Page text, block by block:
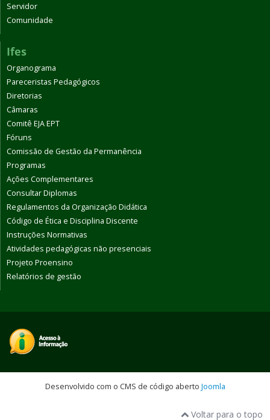
Servidor
Comunidade
Ifes
Organograma
Pareceristas Pedagógicos
Diretorias
Câmaras
Comitê EJA EPT
Fóruns
Comissão de Gestão da Permanência
Programas
Ações Complementares
Consultar Diplomas
Regulamentos da Organização Didática
Código de Ética e Disciplina Discente
Instruções Normativas
Atividades pedagógicas não presenciais
Projeto Proensino
Relatórios de gestão
Desenvolvido com o CMS de código aberto Joomla
Voltar para o topo